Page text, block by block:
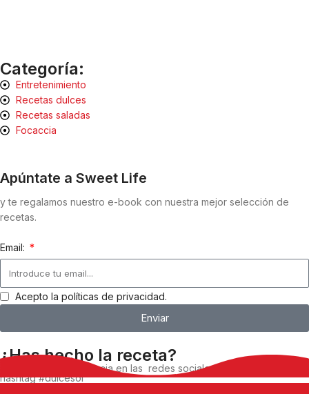
Categoría:
Entretenimiento
Recetas dulces
Recetas saladas
Focaccia
Apúntate a Sweet Life
y te regalamos nuestro e-book con nuestra mejor selección de
recetas.
Email:
Acepto la políticas de privacidad.
Enviar
¿Has hecho la receta?
Comparte tu experiencia en las redes sociales, utilizando el
hashtag #dulcesol